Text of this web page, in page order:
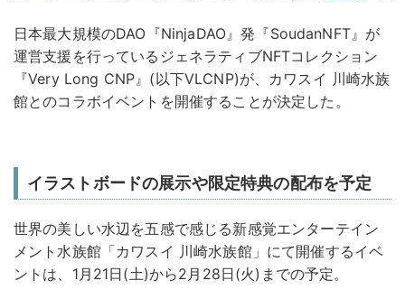
日本最大規模のDAO『NinjaDAO』発『SoudanNFT』が
運営支援を行っているジェネラティブNFTコレクション
『Very Long CNP』(以下VLCNP)が、カワスイ 川崎水族
館とのコラボイベントを開催することが決定した。
イラストボードの展示や限定特典の配布を予定
世界の美しい水辺を五感で感じる新感覚エンターテイン
メント水族館「カワスイ 川崎水族館」にて開催するイベ
ントは、1月21日(土)から2月28日(火)までの予定。